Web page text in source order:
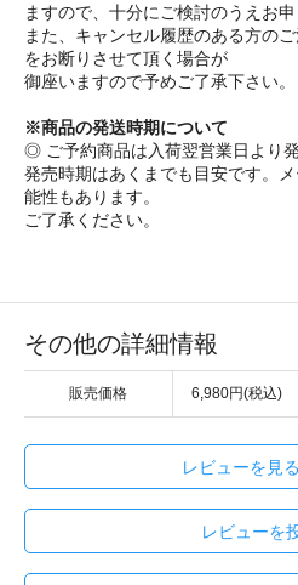
ますので、十分にご検討のうえお申
また、キャンセル履歴のある方の
をお断りさせて頂く場合が
御座いますので予めご了承下さい。
※商品の発送時期について
◎ ご予約商品は入荷翌営業日より発
発売時期はあくまでも目安です。
能性もあります。
ご了承ください。
その他の詳細情報
販売価格 6,980円(税込)
レビューを見
レビューを